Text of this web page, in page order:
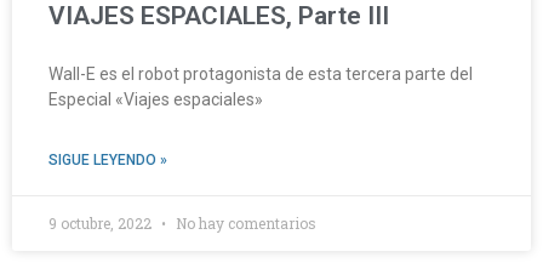
VIAJES ESPACIALES, Parte III
Wall-E es el robot protagonista de esta tercera parte del
Especial «Viajes espaciales»
SIGUE LEYENDO »
9 octubre, 2022 No hay comentarios